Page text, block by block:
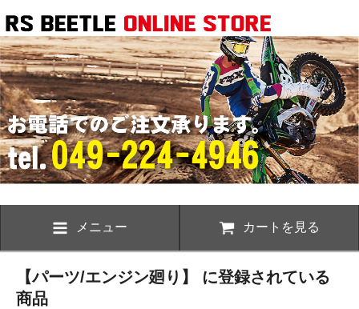
メニュー カートを見る
【パーツ/エンジン廻り】 に登録されている
商品